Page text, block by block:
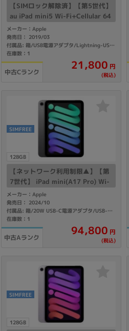
【SIMロック解除済】【第5世代】
au iPad mini5 Wi-Fi+Cellular 64
GB シルバー MUX62J/A A2124
メーカー：Apple
発売日： 2019/03
付属品: 箱/USB電源アダプタ/Lightning-USBケーブル/クイックスタートガイド
在庫数：1
中古Cランク
21,800 円
(税込)
128GB
SIMFREE
【ネットワーク利用制限▲】【第
7世代】 iPad mini(A17 Pro) Wi-
Fi+Cellular 128GB スペースグレ
イ MXPN3J/A A2995 【SoftBan
k版SIMフリー】
メーカー：Apple
発売日： 2024/10
付属品: 箱/20W USB-C電源アダプタ/USB-C充電ケーブル(1m)/マニュアル
在庫数：1
中古Aランク
94,800 円
(税込)
128GB
SIMFREE
Bランク Cランク